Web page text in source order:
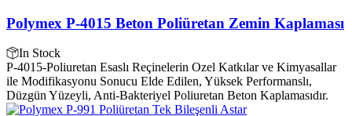
Polymex P-4015 Beton Poliüretan Zemin Kaplaması
In Stock
P-4015-Poliuretan Esaslı Reçinelerin Ozel Katkılar ve Kimyasallar
ile Modifikasyonu Sonucu Elde Edilen, Yüksek Performanslı,
Düzgün Yüzeyli, Anti-Bakteriyel Poliuretan Beton Kaplamasıdır.